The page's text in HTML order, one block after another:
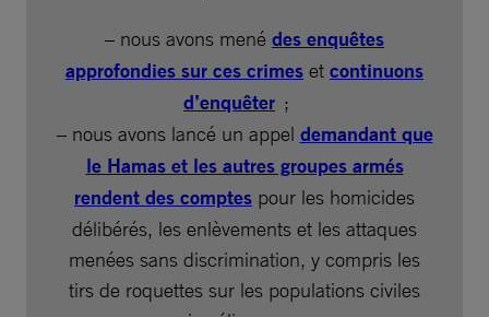
– nous avons mené des enquêtes
approfondies sur ces crimes et continuons
d’enquêter ;
– nous avons lancé un appel demandant que
le Hamas et les autres groupes armés
rendent des comptes pour les homicides
délibérés, les enlèvements et les attaques
menées sans discrimination, y compris les
tirs de roquettes sur les populations civiles